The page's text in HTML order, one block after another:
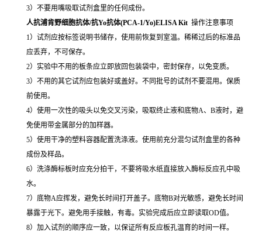
3）不要用嘴吸取试剂盒里的任何成份。
人抗浦肯野细胞抗体/抗Yo抗体(PCA-1/Yo)ELISA Kit 操作注意事项
1）试剂应按标签说明书储存，使用前恢复到室温。稀稀过后的标准品
应丢弃，不可保存。
2）实验中不用的板条应立即放回包装袋中，密封保存，以免变质。
3）不用的其它试剂应包装好或盖好。不同批号的试剂不要混用。保质
前使用。
4）使用一次性的吸头以免交叉污染，吸取终止液和底物A、B液时，避
免使用带金属部分的加样器。
5）使用干净的塑料容器配置洗涤液。使用前充分混匀试剂盒里的各种
成份及样品。
6）洗涤酶标板时应充分拍干，不要将吸水纸直接放入酶标反应孔中吸
水。
7）底物A应挥发，避免长时间打开盖子。底物B对光敏感，避免长时间
暴露于光下。避免用手接触，有毒。实验完成后应立即读取OD值。
8）加入试剂的顺序应一致，以保证所有反应板孔温育的时间一样。